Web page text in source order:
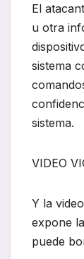
El
u otra
sistema
sistema.
VIDEO
Y la
expone
puede